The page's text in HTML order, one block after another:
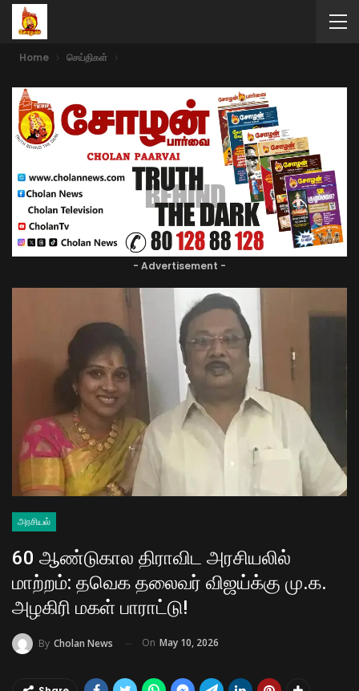
Home செய்திகள்
- Advertisement -
அரசியல்
60 ஆண்டுகால திராவிட அரசியலில்
மாற்றம்: தவெக தலைவர் விஜய்க்கு மு.க.
அழகிரி மகள் பாராட்டு!
By Cholan News On May 10, 2026